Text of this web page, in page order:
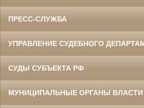
ПРЕСС-СЛУЖБА
УПРАВЛЕНИЕ СУДЕБНОГО
СУДЫ СУБЪЕКТА РФ
МУНИЦИПАЛЬНЫЕ ОРГАНЫ ВЛАСТИ